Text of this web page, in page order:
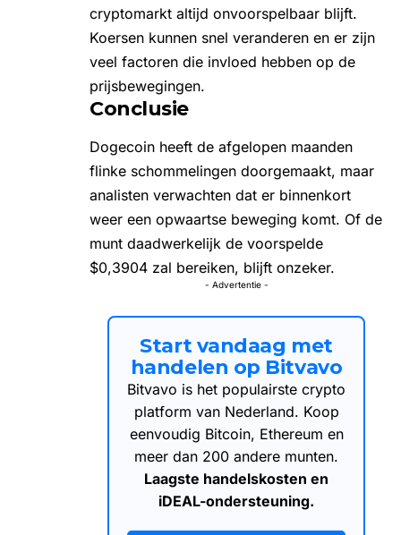
cryptomarkt altijd onvoorspelbaar blijft.
Koersen kunnen snel veranderen en er zijn
veel factoren die invloed hebben op de
prijsbewegingen.
Conclusie
Dogecoin heeft de afgelopen maanden
flinke schommelingen doorgemaakt, maar
analisten verwachten dat er binnenkort
weer een opwaartse beweging komt. Of de
munt daadwerkelijk de voorspelde
$0,3904 zal bereiken, blijft onzeker.
- Advertentie -
Start vandaag met
handelen op Bitvavo
Bitvavo is het populairste crypto
platform van Nederland. Koop
eenvoudig Bitcoin, Ethereum en
meer dan 200 andere munten.
Laagste handelskosten en
iDEAL-ondersteuning.